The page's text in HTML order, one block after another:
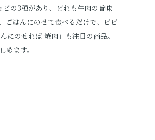
の3種があり、どれも牛肉の旨味
ごはんにのせて食べるだけで、ビビ
のせれば 焼肉」も注目の商品。
ます。